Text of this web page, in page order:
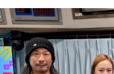
トピックス
TBS Podcast
お知らせ
イベント・グッズ
YouTube
会社情報